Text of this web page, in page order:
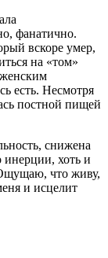
фанатично.
вскоре умер,
на «том»
есть. Несмотря
постной пищей
снижена
хоть и
что живу,
и исцелит